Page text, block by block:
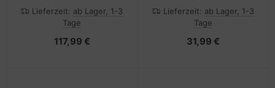
Monitor / Tastatur
(einstellbarer Arm)
Lieferzeit: ab Lager, 1-3
Tage
117,99 €
Lieferzeit: ab Lager, 1-3
Tage
31,99 €